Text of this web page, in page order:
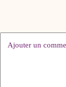
Ajouter un